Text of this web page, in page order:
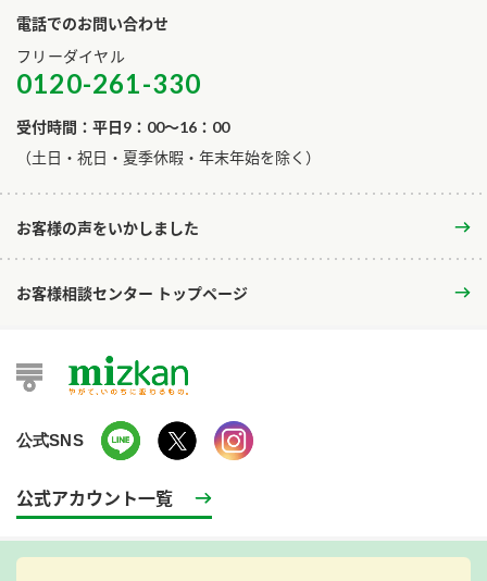
電話でのお問い合わせ
フリーダイヤル
0120-261-330
受付時間：平日9：00～16：00
​（土日・祝日・夏季休暇・年末年始を除く）
お客様の声をいかしました
お客様相談センター トップページ
公式SNS
公式アカウント一覧